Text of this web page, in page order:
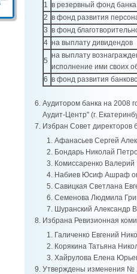
1 в резервный фонд банка
2 в фонд развития
3 в фонд
4 на выплату дивидендов
5
на выплату
исполнение ими своих
6 в фонд развития
Аудитором банка на 2008
Аудит-Центр" (г.
Избран Совет директоров
Афанасьев Сергей
Бондарь Николай
Комиссаренко
Набиев Юсиф Ашраф
Савицкая Светлана
Семенова Людмила
Шуранский Александр
Избрана Ревизионная
Галиченко Евгений
Корякина Татьяна
Хайрулова Елена
Утверждены изменения №